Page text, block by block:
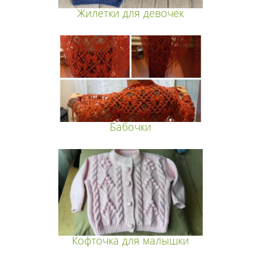
Жилетки для девочек
Бабочки
Кофточка для малышки